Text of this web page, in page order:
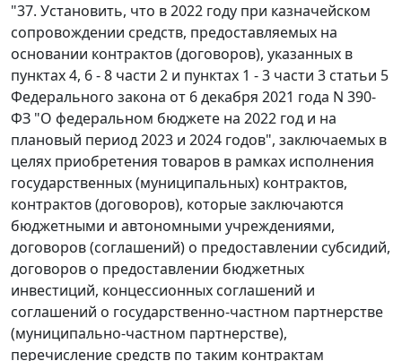
"37. Установить, что в 2022 году при казначейском
сопровождении средств, предоставляемых на
основании контрактов (договоров), указанных в
пунктах 4, 6 - 8 части 2 и пунктах 1 - 3 части 3 статьи 5
Федерального закона от 6 декабря 2021 года N 390-
ФЗ "О федеральном бюджете на 2022 год и на
плановый период 2023 и 2024 годов", заключаемых в
целях приобретения товаров в рамках исполнения
государственных (муниципальных) контрактов,
контрактов (договоров), которые заключаются
бюджетными и автономными учреждениями,
договоров (соглашений) о предоставлении субсидий,
договоров о предоставлении бюджетных
инвестиций, концессионных соглашений и
соглашений о государственно-частном партнерстве
(муниципально-частном партнерстве),
перечисление средств по таким контрактам